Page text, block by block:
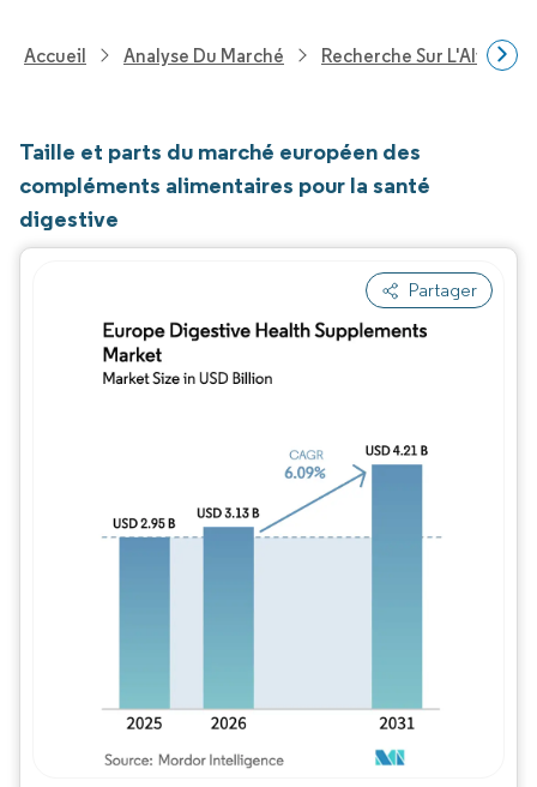
Accueil Analyse Du Marché Recherche Sur
Taille et parts du marché européen des
compléments alimentaires pour la santé
digestive
Partager